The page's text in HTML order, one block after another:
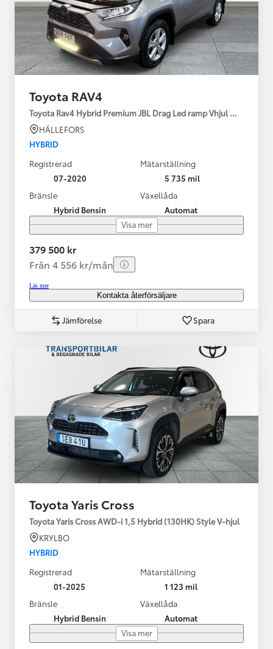
Toyota RAV4
Toyota Rav4 Hybrid Premium JBL Drag Led ramp Vhjul motorv
HÄLLEFORS
HYBRID
Registrerad
07-2020
Mätarställning
5 735 mil
Bränsle
Hybrid Bensin
Växellåda
Automat
Visa mer
379 500 kr
Från 4 556 kr/mån
Läs mer
Kontakta återförsäljare
Jämförelse Spara
Toyota Yaris Cross
Toyota Yaris Cross AWD-i 1,5 Hybrid (130HK) Style V-hjul
KRYLBO
HYBRID
Registrerad
01-2025
Mätarställning
1 123 mil
Bränsle
Hybrid Bensin
Växellåda
Automat
Visa mer